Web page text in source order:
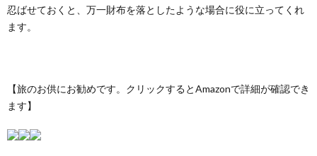
忍ばせておくと、万一財布を落としたような場合に役に立ってくれ
ます。
【旅のお供にお勧めです。クリックするとAmazonで詳細が確認でき
ます】